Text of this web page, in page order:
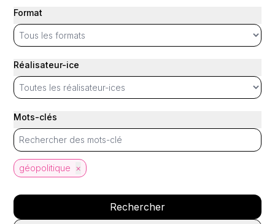
Format
Réalisateur-ice
Mots-clés
géopolitique ×
Rechercher